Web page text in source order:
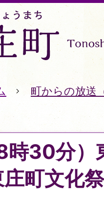
町からの放送
8時30分
町文化